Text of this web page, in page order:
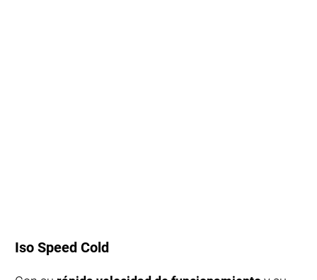
Iso Speed Cold